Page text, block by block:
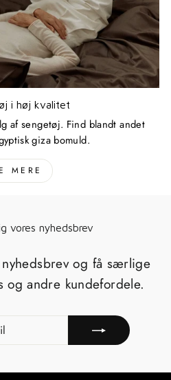
i høj kvalitet
af sengetøj. Find blandt andet
giza bomuld.
MERE
vores nyhedsbrev
og få særlige
og andre kundefordele.
EMAIL